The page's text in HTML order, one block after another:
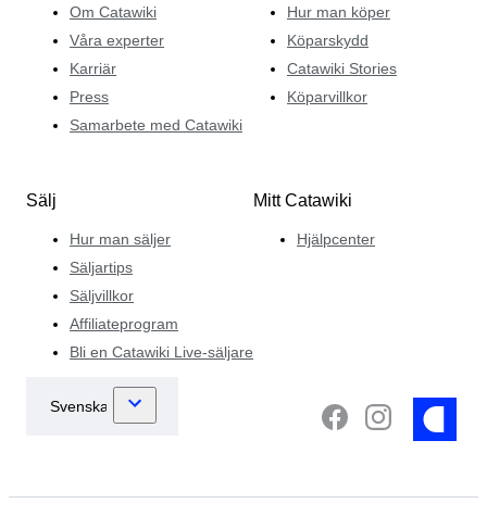
Om Catawiki
Våra experter
Karriär
Press
Samarbete med Catawiki
Hur man köper
Köparskydd
Catawiki Stories
Köparvillkor
Sälj
Hur man säljer
Säljartips
Säljvillkor
Affiliateprogram
Bli en Catawiki Live-säljare
Mitt Catawiki
Hjälpcenter